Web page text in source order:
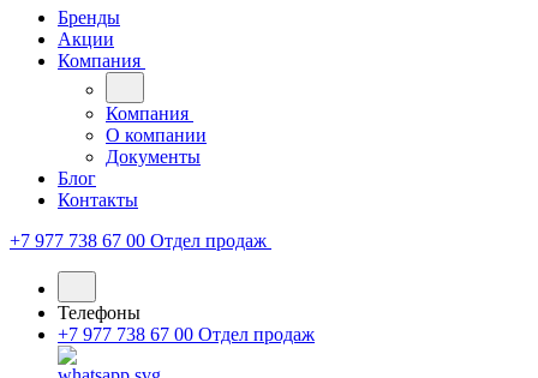
Бренды
Акции
Компания
Компания
О компании
Документы
Блог
Контакты
+7 977 738 67 00 Отдел продаж
Телефоны
+7 977 738 67 00 Отдел продаж